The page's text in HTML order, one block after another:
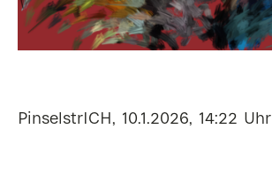
PinselstrICH, 10.1.2026, 14:22 Uhr